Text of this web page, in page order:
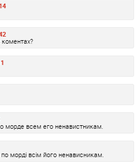
морде всем его ненавистникам.
морді всім його ненависникам.